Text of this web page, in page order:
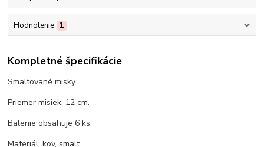
Hodnotenie 1
Kompletné špecifikácie
Smaltované misky
Priemer misiek: 12 cm.
Balenie obsahuje 6 ks.
Materiál: kov, smalt.